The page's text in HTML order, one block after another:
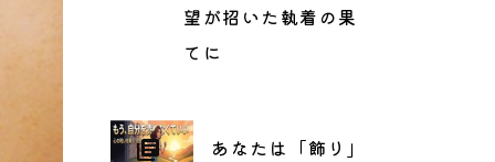
望が招いた執着の果
てに
あなたは「飾り」